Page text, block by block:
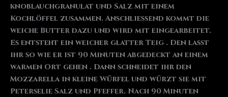
knoblauchgranulat und Salz mit einem
Kochlöffel zusammen. Anschließend kommt die
weiche Butter dazu und wird mit eingearbeitet.
Es entsteht ein weicher glatter Teig . Den lasst
ihr so wie er ist 90 Minuten abgedeckt an einem
warmen Ort gehen . Dann schneidet ihr den
Mozzarella in kleine Würfel und würzt sie mit
Peterselie Salz und Pfeffer. Nach 90 Minuten